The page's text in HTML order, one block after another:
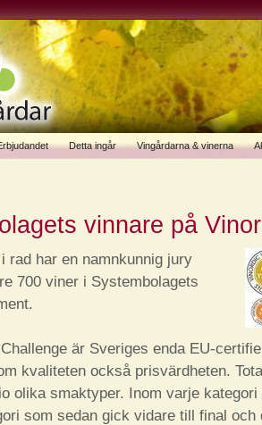
Detta ingår Vingårdarna & vinerna
vinnare på
rad har en namnkunnig jury
700 viner i Systembolagets
är Sveriges enda EU-
kvaliteten också prisvärdheten.
olika smaktyper. Inom varje
som sedan gick vidare till final och